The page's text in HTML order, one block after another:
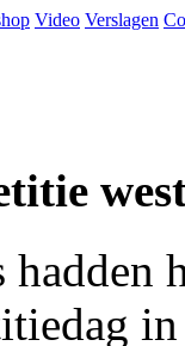
Video Verslagen